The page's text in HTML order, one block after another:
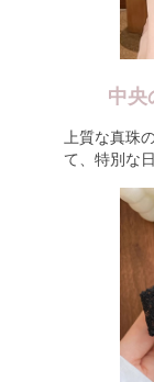
中央
上質な真珠
て、特別な